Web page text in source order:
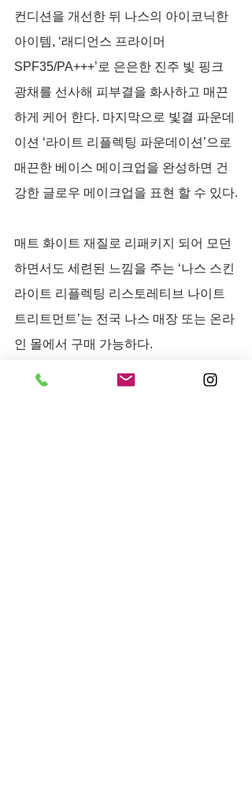
컨디션을 개선한 뒤 나스의 아이코닉한
아이템, ‘래디언스 프라이머
SPF35/PA+++’로 은은한 진주 빛 핑크
광채를 선사해 피부결을 화사하고 매끈
하게 케어 한다. 마지막으로 빛결 파운데
이션 ‘라이트 리플렉팅 파운데이션’으로
매끈한 베이스 메이크업을 완성하면 건
강한 글로우 메이크업을 표현 할 수 있다.
매트 화이트 재질로 리패키지 되어 모던
하면서도 세련된 느낌을 주는 ‘나스 스킨
라이트 리플렉팅 리스토레티브 나이트
트리트먼트’는 전국 나스 매장 또는 온라
인 몰에서 구매 가능하다.